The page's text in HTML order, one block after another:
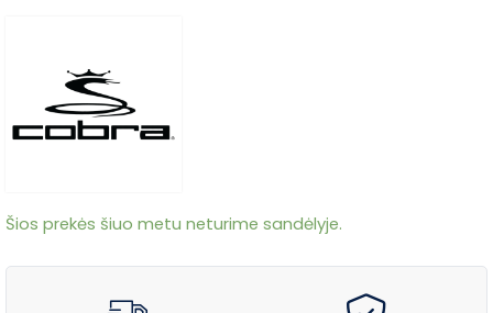
Šios prekės šiuo metu neturime sandėlyje.